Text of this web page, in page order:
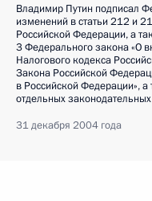
Владимир Путин подписал
изменений в статьи 212 и
Российской Федерации, а
3 Федерального закона «О
Налогового кодекса
Закона Российской
в Российской Федерации»,
отдельных
31 декабря 2004 года